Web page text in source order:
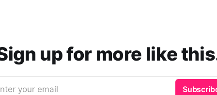
up for more like
your email